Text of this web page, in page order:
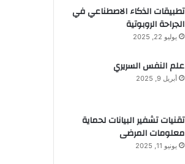
تطبيقات الذكاء الاصطناعي في
الجراحة الروبوتية
يوليو 22, 2025
علم النفس السريري
أبريل 9, 2025
تقنيات تشفير البيانات لحماية
معلومات المرضى
يونيو 11, 2025